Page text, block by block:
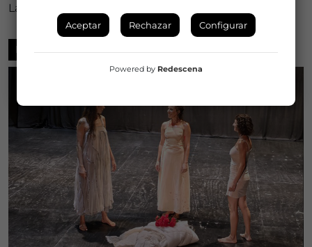
Las Palmas de Gran Canaria.
FESTIVALES
Aceptar Rechazar Configurar
Powered by Redescena